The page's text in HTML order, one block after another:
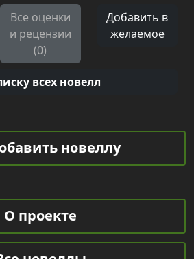
Все оценки
и рецензии
(0)
Добавить в
желаемое
всех новелл
новеллу
О проекте